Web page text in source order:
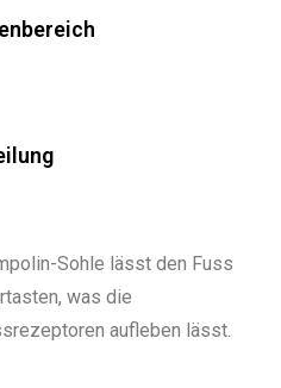
Sohle lässt den Fuss
was die
aufleben lässt.